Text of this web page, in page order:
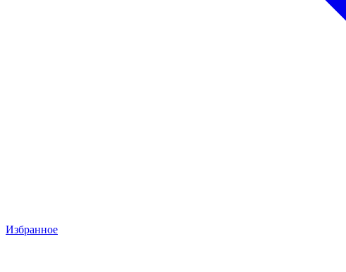
Избранное